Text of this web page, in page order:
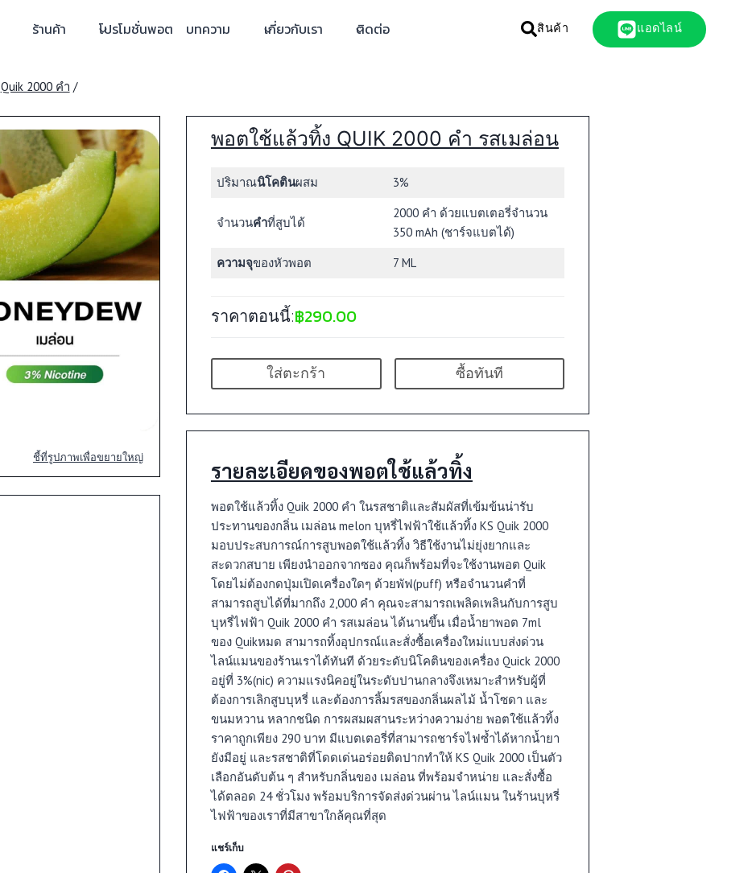
ร้านค้า โปรโมชั่นพอต บทความ เกี่ยวกับเรา ติดต่อ สินค้า แอดไลน์
Quik 2000 คำ /
ชี้ที่รูปภาพเพื่อขยายใหญ่
พอตใช้แล้วทิ้ง QUIK 2000 คำ รสเมล่อน
ปริมาณนิโคตินผสม 3%
จำนวนคำที่สูบได้
2000 คำ ด้วยแบตเตอรี่จำนวน
350 mAh (ชาร์จแบตได้)
ความจุของหัวพอต 7 ML
ราคาตอนนี้:฿290.00
ใส่ตะกร้า ซื้อทันที
รายละเอียดของพอตใช้แล้วทิ้ง
พอตใช้แล้วทิ้ง Quik 2000 คำ ในรสชาติและสัมผัสที่เข้มข้นน่ารับ
ประทานของกลิ่น เมล่อน melon บุหรี่ไฟฟ้าใช้แล้วทิ้ง KS Quik 2000
มอบประสบการณ์การสูบพอตใช้แล้วทิ้ง วิธีใช้งานไม่ยุ่งยากและ
สะดวกสบาย เพียงนำออกจากซอง คุณก็พร้อมที่จะใช้งานพอต Quik
โดยไม่ต้องกดปุ่มเปิดเครื่องใดๆ ด้วยพัฟ(puff) หรือจำนวนคำที่
สามารถสูบได้ที่มากถึง 2,000 คำ คุณจะสามารถเพลิดเพลินกับการสูบ
บุหรี่ไฟฟ้า Quik 2000 คำ รสเมล่อน ได้นานขึ้น เมื่อน้ำยาพอต 7ml
ของ Quikหมด สามารถทิ้งอุปกรณ์และสั่งซื้อเครื่องใหม่แบบส่งด่วน
ไลน์แมนของร้านเราได้ทันที ด้วยระดับนิโคตินของเครื่อง Quick 2000
อยู่ที่ 3%(nic) ความแรงนิคอยู่ในระดับปานกลางจึงเหมาะสำหรับผู้ที่
ต้องการเลิกสูบบุหรี่ และต้องการลิ้มรสของกลิ่นผลไม้ น้ำโซดา และ
ขนมหวาน หลากชนิด การผสมผสานระหว่างความง่าย พอตใช้แล้วทิ้ง
ราคาถูกเพียง 290 บาท มีแบตเตอรี่ที่สามารถชาร์จไฟซ้ำได้หากน้ำยา
ยังมีอยู่ และรสชาติที่โดดเด่นอร่อยติดปากทำให้ KS Quik 2000 เป็นตัว
เลือกอันดับต้น ๆ สำหรับกลิ่นของ เมล่อน ที่พร้อมจำหน่าย และสั่งซื้อ
ได้ตลอด 24 ชั่วโมง พร้อมบริการจัดส่งด่วนผ่าน ไลน์แมน ในร้านบุหรี่
ไฟฟ้าของเราที่มีสาขาใกล้คุณที่สุด
แชร์เก็บ